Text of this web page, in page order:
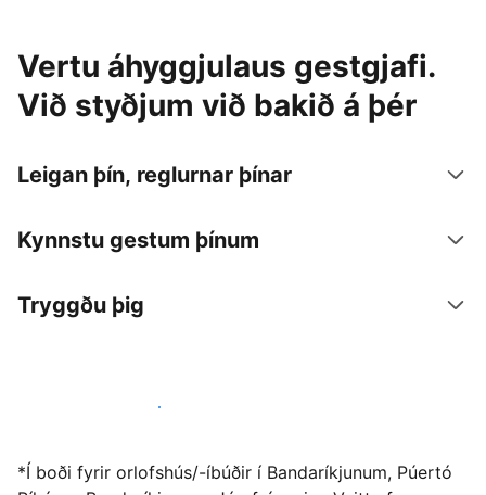
Vertu áhyggjulaus gestgjafi.
Við styðjum við bakið á þér
Leigan þín, reglurnar þínar
Kynnstu gestum þínum
Tryggðu þig
Vertu gestgjafi hjá okkur í dag
*Í boði fyrir orlofshús/-íbúðir í Bandaríkjunum, Púertó